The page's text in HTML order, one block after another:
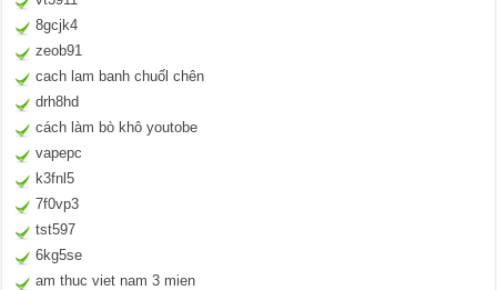
8gcjk4
zeob91
cach lam banh chuốl chên
drh8hd
cách làm bò khô youtobe
vapepc
k3fnl5
7f0vp3
tst597
6kg5se
am thuc viet nam 3 mien